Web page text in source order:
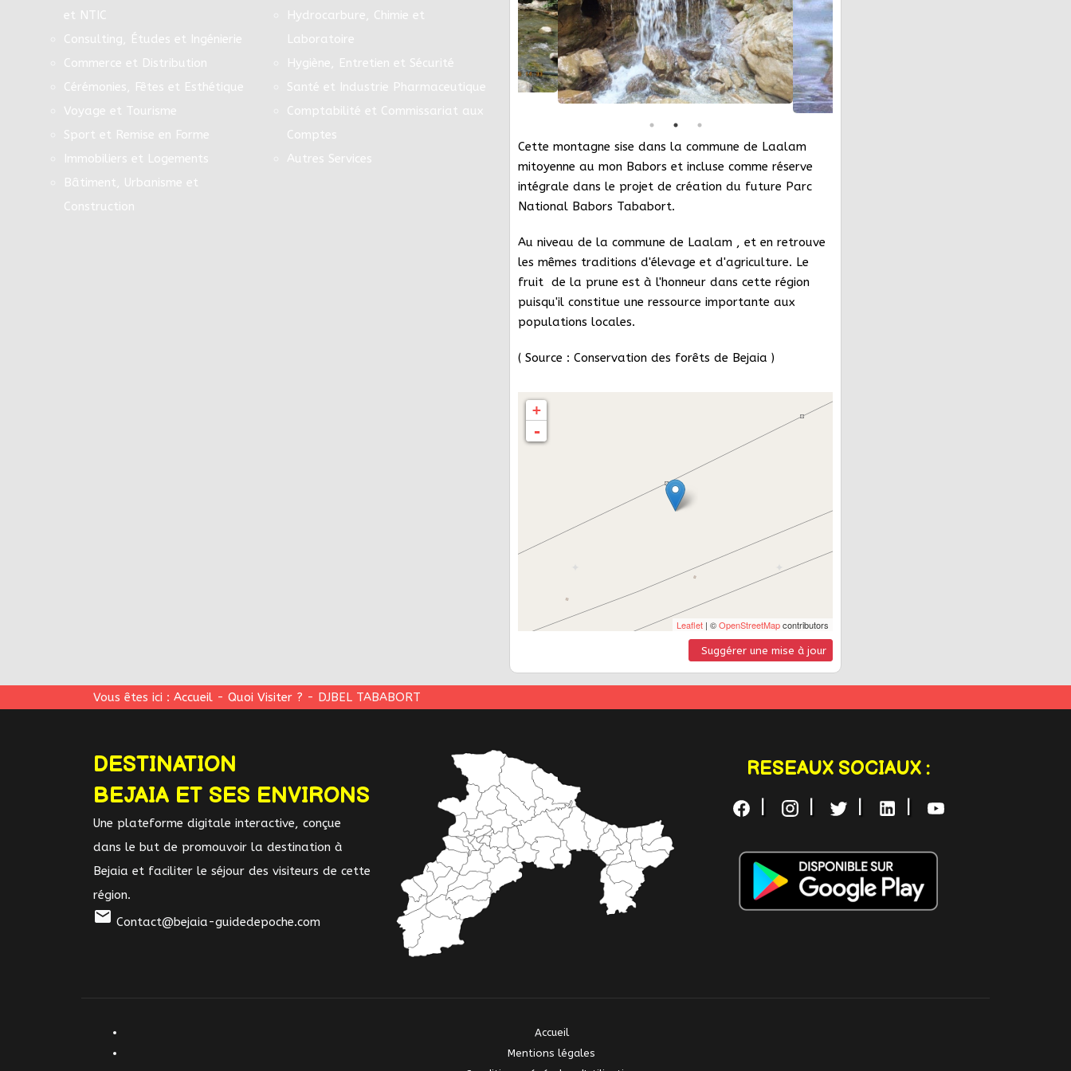
et NTIC
Consulting, Études et Ingénierie
Commerce et Distribution
Cérémonies, Fêtes et Esthétique
Voyage et Tourisme
Sport et Remise en Forme
Immobiliers et Logements
Bâtiment, Urbanisme et
Construction
Hydrocarbure, Chimie et
Laboratoire
Hygiène, Entretien et Sécurité
Santé et Industrie Pharmaceutique
Comptabilité et Commissariat aux
Comptes
Autres Services
Cette montagne sise dans la commune de Laalam
mitoyenne au mon Babors et incluse comme réserve
intégrale dans le projet de création du future Parc
National Babors Tababort.
Au niveau de la commune de Laalam , et en retrouve
les mêmes traditions d'élevage et d'agriculture. Le
fruit de la prune est à l'honneur dans cette région
puisqu'il constitue une ressource importante aux
populations locales.
( Source : Conservation des forêts de Bejaia )
+
-
Leaflet | ©OpenStreetMapcontributors
Suggérer une mise à jour
Vous êtes ici : Accueil - Quoi Visiter ? - DJBEL TABABORT
DESTINATION
BEJAIA ET SES ENVIRONS
Une plateforme digitale interactive, conçue
dans le but de promouvoir la destination à
Bejaia et faciliter le séjour des visiteurs de cette
région.
mail Contact@bejaia-guidedepoche.com
RESEAUX SOCIAUX :
Accueil
Mentions légales